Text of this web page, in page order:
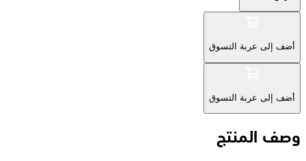
أضف إلى عربة التسوق
أضف إلى عربة التسوق
وصف المنتج